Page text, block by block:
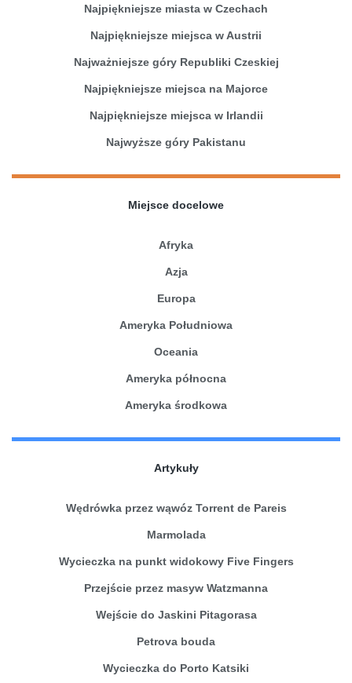
Najpiękniejsze miasta w Czechach
Najpiękniejsze miejsca w Austrii
Najważniejsze góry Republiki Czeskiej
Najpiękniejsze miejsca na Majorce
Najpiękniejsze miejsca w Irlandii
Najwyższe góry Pakistanu
Miejsce docelowe
Afryka
Azja
Europa
Ameryka Południowa
Oceania
Ameryka północna
Ameryka środkowa
Artykuły
Wędrówka przez wąwóz Torrent de Pareis
Marmolada
Wycieczka na punkt widokowy Five Fingers
Przejście przez masyw Watzmanna
Wejście do Jaskini Pitagorasa
Petrova bouda
Wycieczka do Porto Katsiki